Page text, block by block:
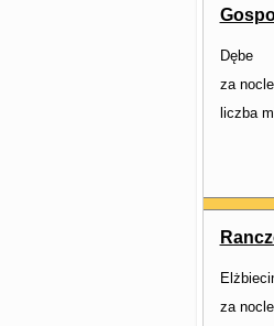
Dębe
za
liczba
za